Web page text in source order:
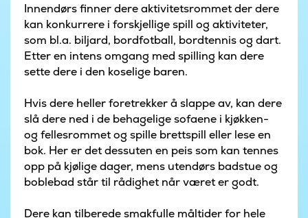
Innendørs finner dere aktivitetsrommet der dere
kan konkurrere i forskjellige spill og aktiviteter,
som bl.a. biljard, bordfotball, bordtennis og dart.
Etter en intens omgang med spilling kan dere
sette dere i den koselige baren.
Hvis dere heller foretrekker å slappe av, kan dere
slå dere ned i de behagelige sofaene i kjøkken-
og fellesrommet og spille brettspill eller lese en
bok. Her er det dessuten en peis som kan tennes
opp på kjølige dager, mens utendørs badstue og
boblebad står til rådighet når været er godt.
Dere kan tilberede smakfulle måltider for hele